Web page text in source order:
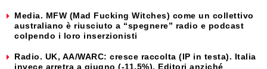
Media. MFW (Mad Fucking Witches) come un collettivo
australiano è riusciuto a “spegnere” radio e podcast
colpendo i loro inserzionisti
Radio. UK, AA/WARC: cresce raccolta (IP in testa). Italia
invece arretra a giugno (-11,5%). Editori anziché